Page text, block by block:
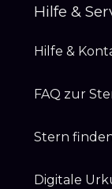
Hilfe &
Hilfe &
FAQ zur
Stern
Digitale